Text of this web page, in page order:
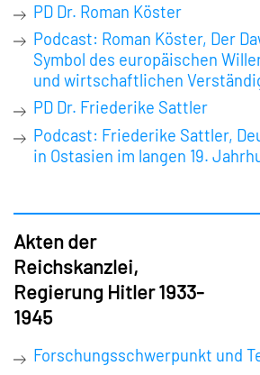
PD Dr. Roman Köster
Podcast: Roman Köster, Der
Symbol des europäischen
und wirtschaftlichen
PD Dr. Friederike Sattler
Podcast: Friederike Sattler,
in Ostasien im langen 19.
Akten der
Reichskanzlei,
Regierung Hitler 1933-
1945
Forschungsschwerpunkt und